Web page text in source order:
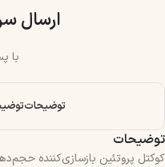
ارسال
با
توضیحات
توضیحات